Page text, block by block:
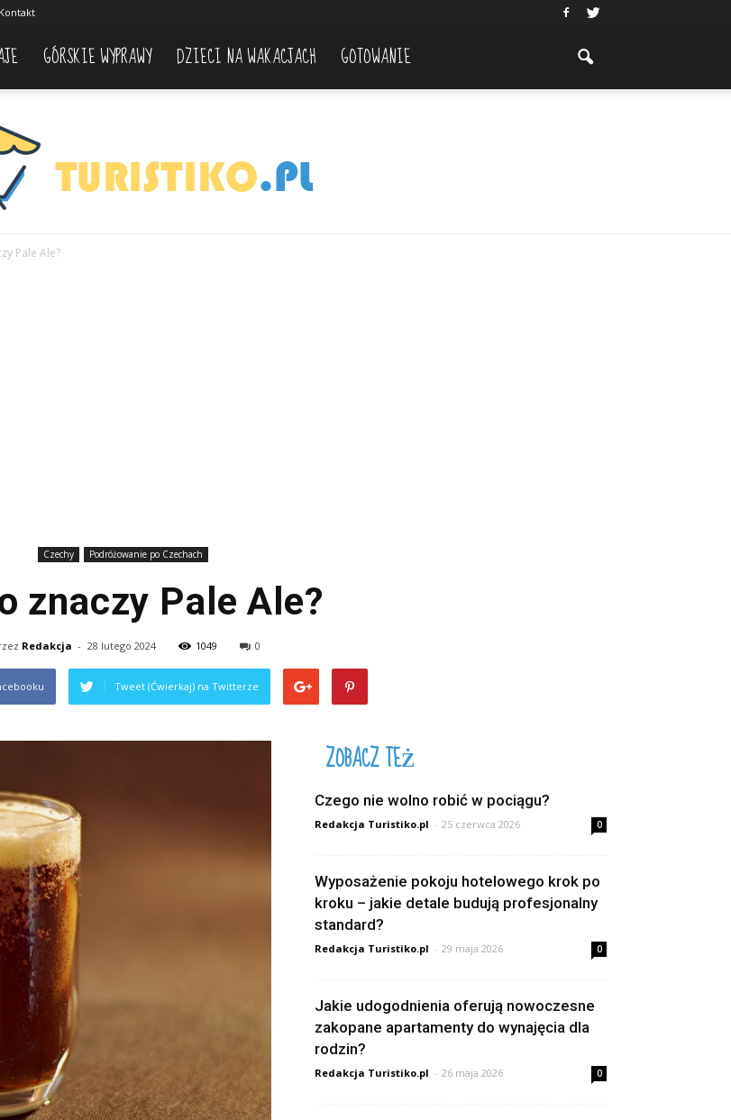
Kontakt
GÓRSKIE WYPRAWY DZIECI NA WAKACJACH GOTOWANIE
Pale Ale?
Czechy Podróżowanie po Czechach
znaczy Pale Ale?
Redakcja - 28 lutego 2024 1049 0
Tweet (Ćwierkaj) na Twitterze
ZOBACZ TEŻ
Czego nie wolno robić w pociągu?
Redakcja Turistiko.pl - 25 czerwca 2026 0
Wyposażenie pokoju hotelowego krok po
kroku – jakie detale budują profesjonalny
standard?
Redakcja Turistiko.pl - 29 maja 2026 0
Jakie udogodnienia oferują nowoczesne
zakopane apartamenty do wynajęcia dla
rodzin?
Redakcja Turistiko.pl - 26 maja 2026 0